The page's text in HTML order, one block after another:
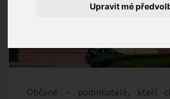
Upravit mé
Občané – podnikatelé, kteří